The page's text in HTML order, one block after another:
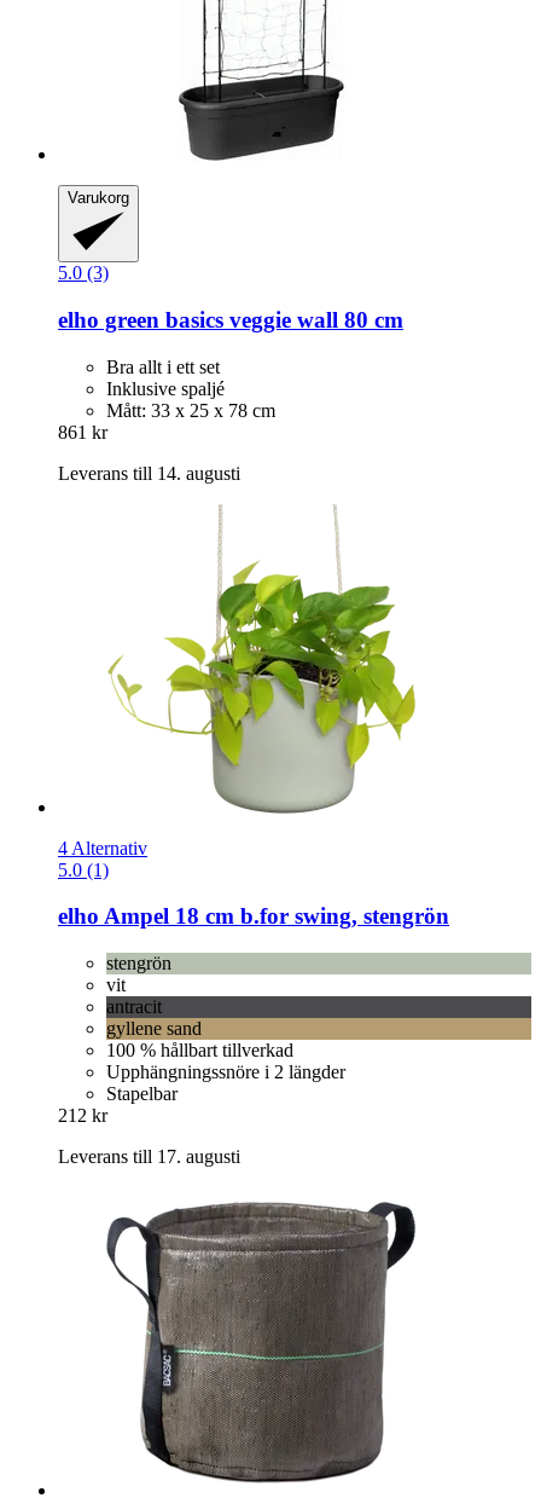
Varukorg
5.0 (3)
elho green basics veggie wall 80 cm
Bra allt i ett set
Inklusive spaljé
Mått: 33 x 25 x 78 cm
861 kr
Leverans till 14. augusti
4 Alternativ
5.0 (1)
elho Ampel 18 cm b.for swing, stengrön
stengrön
vit
antracit
gyllene sand
100 % hållbart tillverkad
Upphängningssnöre i 2 längder
Stapelbar
212 kr
Leverans till 17. augusti